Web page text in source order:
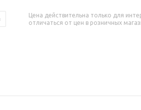
Цена действительна только для
отличаться от цен в розничных